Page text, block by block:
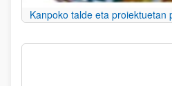
Kanpoko talde eta proiektuetan